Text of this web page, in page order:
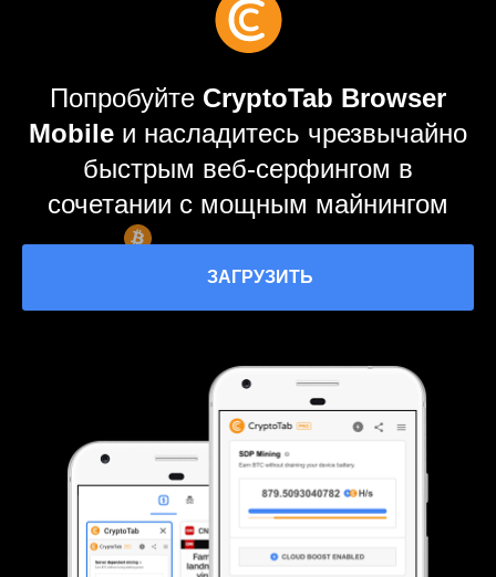
Попробуйте CryptoTab Browser
Mobile и насладитесь чрезвычайно
быстрым веб-серфингом в
сочетании с мощным майнингом
ЗАГРУЗИТЬ